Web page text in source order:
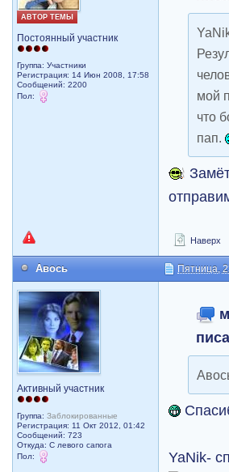
АВТОР ТЕМЫ
Постоянный участник
Группа: Участники
Регистрация: 14 Июн 2008, 17:58
Сообщений: 2200
Пол:
мой
что
пап.
Наверх
Авось Пятница,
Активный участник
Группа:Заблокированные
Регистрация: 11 Окт 2012, 01:42
Сообщений: 723
Откуда: С левого сапога
Пол:
YaNik-